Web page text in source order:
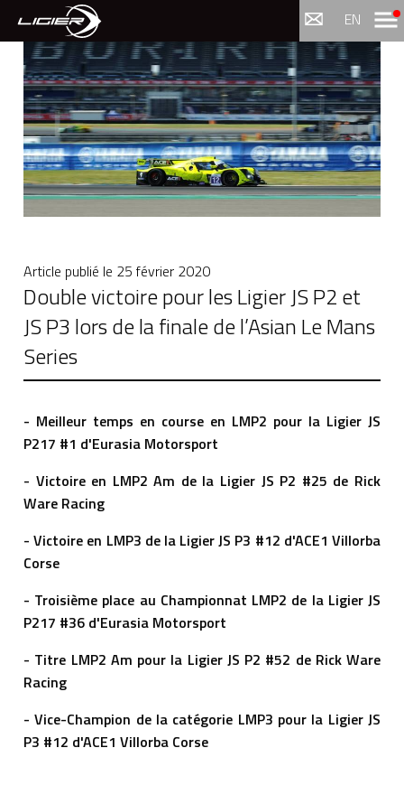
EN Menu
Article publié le 25 février 2020
Double victoire pour les Ligier JS P2 et
JS P3 lors de la finale de l’Asian Le Mans
Series
- Meilleur temps en course en LMP2 pour la Ligier JS
P217 #1 d'Eurasia Motorsport
- Victoire en LMP2 Am de la Ligier JS P2 #25 de Rick
Ware Racing
- Victoire en LMP3 de la Ligier JS P3 #12 d'ACE1 Villorba
Corse
- Troisième place au Championnat LMP2 de la Ligier JS
P217 #36 d'Eurasia Motorsport
- Titre LMP2 Am pour la Ligier JS P2 #52 de Rick Ware
Racing
- Vice-Champion de la catégorie LMP3 pour la Ligier JS
P3 #12 d'ACE1 Villorba Corse